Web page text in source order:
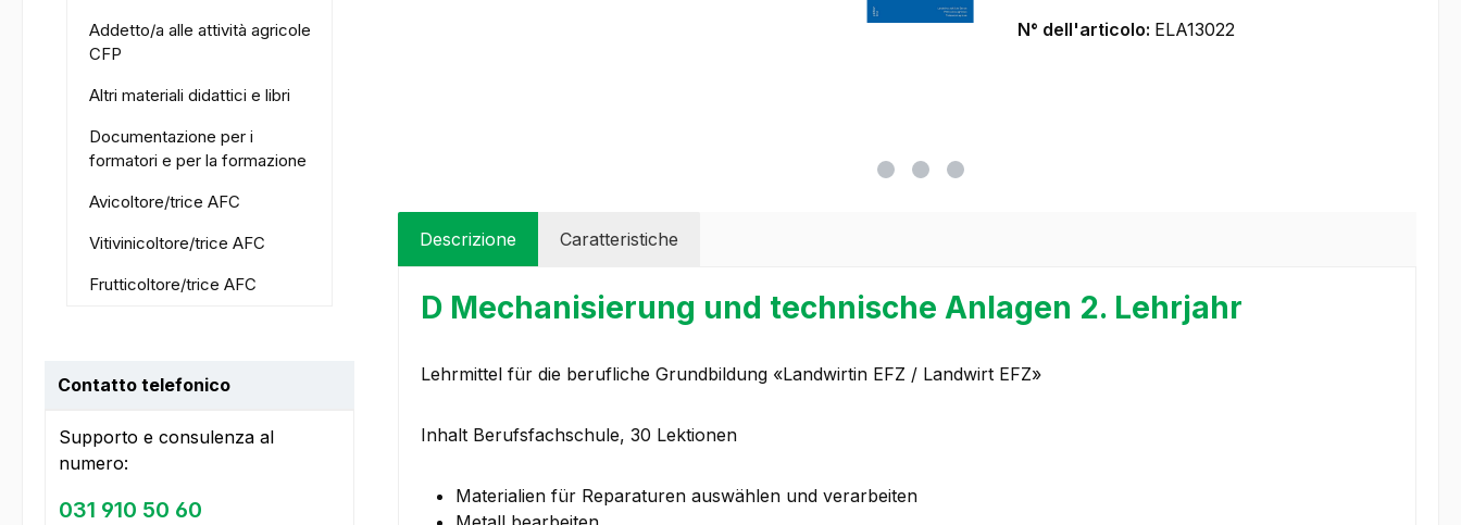
Addetto/a alle attività agricole
CFP
Altri materiali didattici e libri
Documentazione per i
formatori e per la formazione
Avicoltore/trice AFC
Vitivinicoltore/trice AFC
Frutticoltore/trice AFC
Contatto telefonico
Supporto e consulenza al
numero:
031 910 50 60
N° dell'articolo: ELA13022
Descrizione Caratteristiche
D Mechanisierung und technische Anlagen 2. Lehrjahr
Lehrmittel für die berufliche Grundbildung «Landwirtin EFZ / Landwirt EFZ»
Inhalt Berufsfachschule, 30 Lektionen
Materialien für Reparaturen auswählen und verarbeiten